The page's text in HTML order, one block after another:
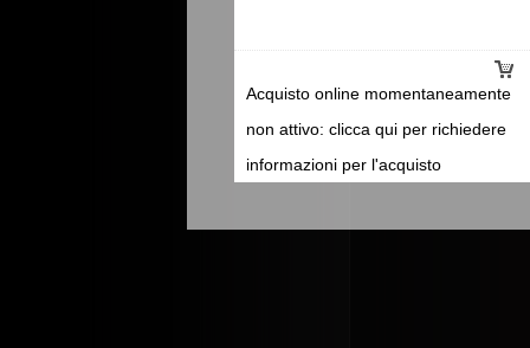
Acquisto online momentaneamente
non attivo: clicca qui per richiedere
informazioni per l'acquisto